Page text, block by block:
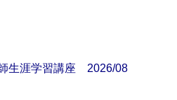
生涯学習講座 2026/08